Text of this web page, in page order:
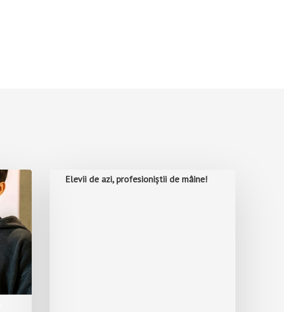
Elevii de azi, profesioniștii de mâine!